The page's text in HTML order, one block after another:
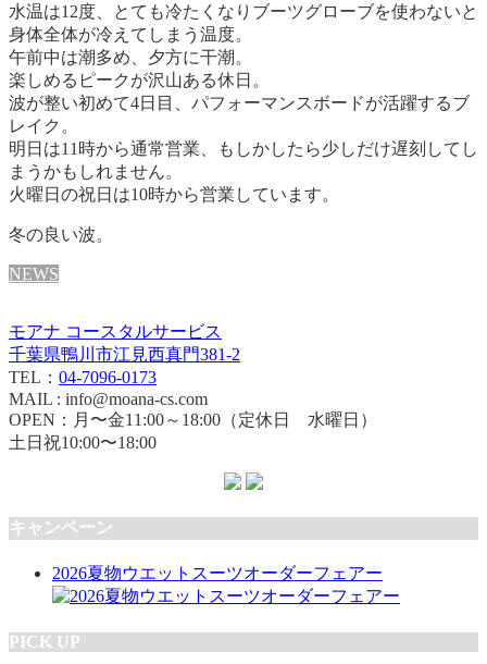
水温は12度、とても冷たくなりブーツグローブを使わないと
身体全体が冷えてしまう温度。
午前中は潮多め、夕方に干潮。
楽しめるピークが沢山ある休日。
波が整い初めて4日目、パフォーマンスボードが活躍するブ
レイク。
明日は11時から通常営業、もしかしたら少しだけ遅刻してし
まうかもしれません。
火曜日の祝日は10時から営業しています。
冬の良い波。
NEWS
モアナ コースタルサービス
千葉県鴨川市江見西真門381-2
TEL： 04-7096-0173
MAIL : info@moana-cs.com
OPEN：月〜金11:00～18:00（定休日 水曜日）
土日祝10:00〜18:00
キャンペーン
2026夏物ウエットスーツオーダーフェアー
PICK UP